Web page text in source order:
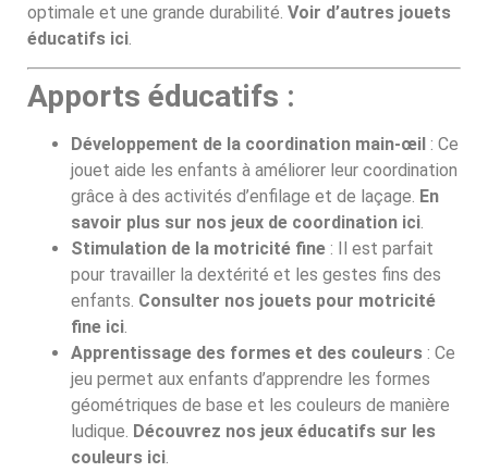
optimale et une grande durabilité. Voir d’autres jouets
éducatifs ici
Apports éducatifs :
Développement de la coordination main-œil : Ce
jouet aide les enfants à améliorer leur coordination
grâce à des activités d’enfilage et de laçage. En
savoir plus sur nos jeux de coordination ici.
Stimulation de la motricité fine : Il est parfait
pour travailler la dextérité et les gestes fins des
enfants. Consulter nos jouets pour motricité
fine ici.
Apprentissage des formes et des couleurs : Ce
jeu permet aux enfants d’apprendre les formes
géométriques de base et les couleurs de manière
ludique. Découvrez nos jeux éducatifs sur les
couleurs ici.